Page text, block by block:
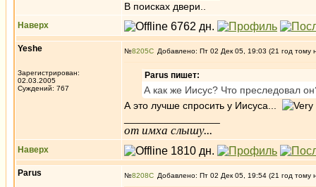
В поисках двери..
Наверх
Yeshe
Зарегистрирован:
02.03.2005
Суждений: 767
№8205 Добавлено: Пт 02 Дек 05, 19:03 (21 год тому
Parus пишет:
А как же Иисус? Что преследовал
А это лучше спросить у Иисуса...
от имха слышу...
Наверх
Parus №8208 Добавлено: Пт 02 Дек 05, 19:54 (21 год тому